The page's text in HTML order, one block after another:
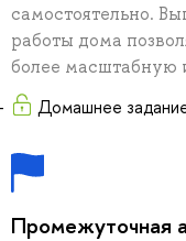
самостоятельно.
работы дома
более масштабную
Домашнее
Промежуточная